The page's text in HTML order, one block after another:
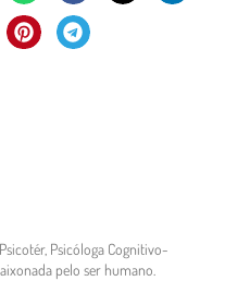
Psicóloga Cognitivo-
pelo ser humano.